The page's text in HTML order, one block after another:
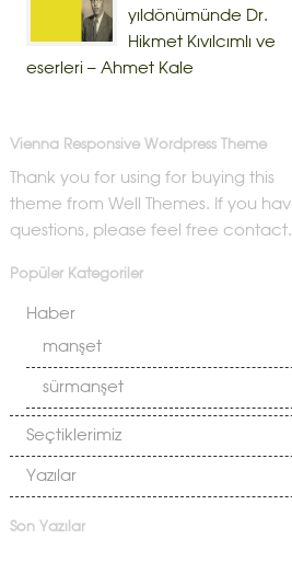
yıldönümünde Dr.
Hikmet Kıvılcımlı ve
eserleri – Ahmet Kale
Vienna Responsive Wordpress Theme
Thank you for using for buying this
theme from Well Themes. If you
questions, please feel free contact.
Popüler Kategoriler
Haber
manşet
sürmanşet
Seçtiklerimiz
Yazılar
Son Yazılar